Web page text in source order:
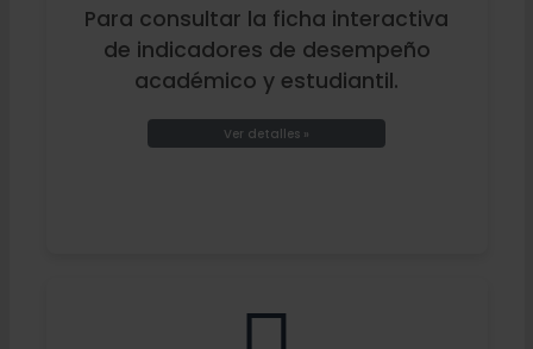
Para consultar la ficha interactiva
de indicadores de desempeño
académico y estudiantil.
Ver detalles »